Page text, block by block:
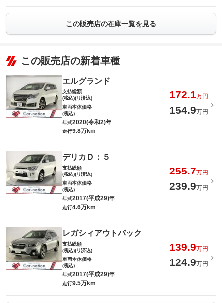
この販売店の在庫一覧を見る
この販売店の新着車種
エルグランド
支払総額
(税込)(リ済込)
172.1万円
車両本体価格
(税込)
154.9万円
年式2020(令和2)年
走行9.8万km
デリカＤ：５
支払総額
(税込)(リ済込)
255.7万円
車両本体価格
(税込)
239.9万円
年式2017(平成29)年
走行4.6万km
レガシィアウトバック
支払総額
(税込)(リ済込)
139.9万円
車両本体価格
(税込)
124.9万円
年式2017(平成29)年
走行9.5万km